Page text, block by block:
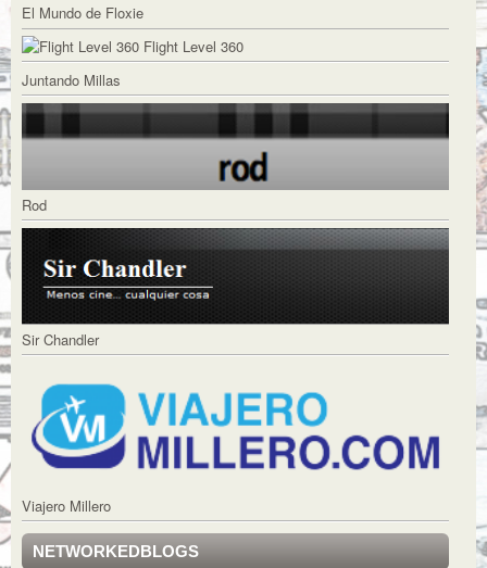
El Mundo de Floxie
Flight Level 360
Juntando Millas
Rod
Sir Chandler
Viajero Millero
NETWORKEDBLOGS